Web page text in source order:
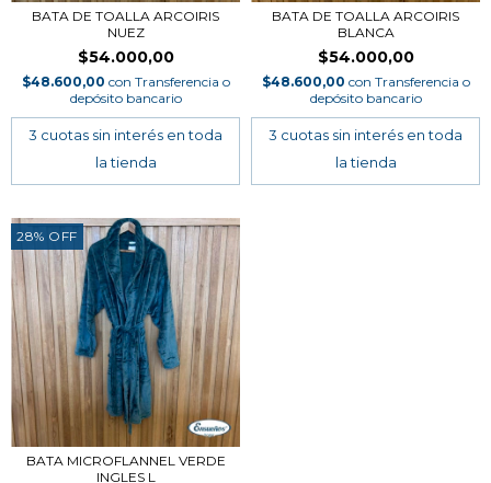
BATA DE TOALLA ARCOIRIS
NUEZ
$54.000,00
$48.600,00 con Transferencia o
depósito bancario
BATA DE TOALLA ARCOIRIS
BLANCA
$54.000,00
$48.600,00 con Transferencia o
depósito bancario
28% OFF
BATA MICROFLANNEL VERDE
INGLES L